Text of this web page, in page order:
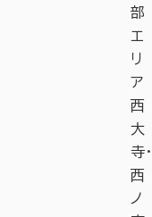
部
エ
リ
ア
西
大
寺・
西
ノ